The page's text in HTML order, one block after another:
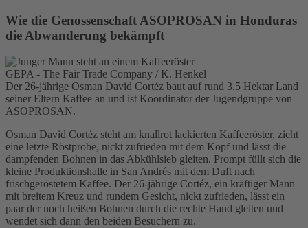
Wie die Genossenschaft ASOPROSAN in Honduras
die Abwanderung bekämpft
GEPA - The Fair Trade Company / K. Henkel
Der 26-jährige Osman David Cortéz baut auf rund 3,5 Hektar Land
seiner Eltern Kaffee an und ist Koordinator der Jugendgruppe von
ASOPROSAN.
Osman David Cortéz steht am knallrot lackierten Kaffeeröster, zieht
eine letzte Röstprobe, nickt zufrieden mit dem Kopf und lässt die
dampfenden Bohnen in das Abkühlsieb gleiten. Prompt füllt sich die
kleine Produktionshalle in San Andrés mit dem Duft nach
frischgeröstetem Kaffee. Der 26-jährige Cortéz, ein kräftiger Mann
mit breitem Kreuz und rundem Gesicht, nickt zufrieden, lässt ein
paar der noch heißen Bohnen durch die rechte Hand gleiten und
wendet sich dann den beiden Besuchern zu.